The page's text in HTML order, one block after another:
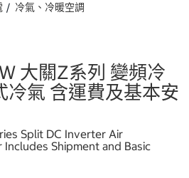
冷氣、冷暖空調
大關Z系列 變頻冷
冷氣 含運費及基本安
Split DC Inverter Air
Shipment and Basic